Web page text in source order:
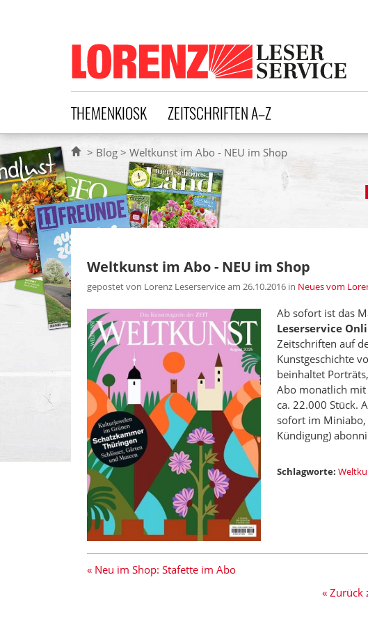
Lorenz Leserservice
THEMENKIOSK ZEITSCHRIFTEN A–Z
Blog Weltkunst im Abo - NEU im Shop
Weltkunst im Abo - NEU im Shop
gepostet von Lorenz Leserservice am 26.10.2016 in Neues vom
Ab sofort ist das
Leserservice
Zeitschriften auf
Kunstgeschichte
beinhaltet
Abo monatlich mit
ca. 22.000 Stück.
sofort im Miniabo,
Kündigung)
Schlagworte:
« Neu im Shop: Stafette im Abo
« Zurück